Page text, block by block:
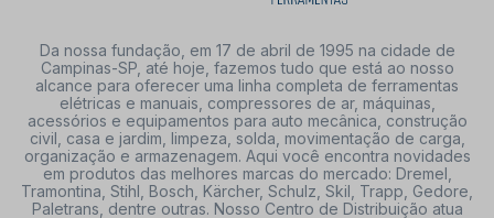
Da nossa fundação, em 17 de abril de 1995 na cidade de
Campinas-SP, até hoje, fazemos tudo que está ao nosso
alcance para oferecer uma linha completa de ferramentas
elétricas e manuais, compressores de ar, máquinas,
acessórios e equipamentos para auto mecânica, construção
civil, casa e jardim, limpeza, solda, movimentação de carga,
organização e armazenagem. Aqui você encontra novidades
em produtos das melhores marcas do mercado: Dremel,
Tramontina, Stihl, Bosch, Kärcher, Schulz, Skil, Trapp, Gedore,
Paletrans, dentre outras. Nosso Centro de Distribuição atua